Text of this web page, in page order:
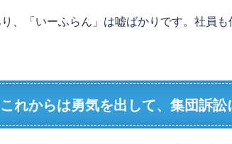
、「いーふらん」は嘘ばかりです。社員
れからは勇気を出して、集団訴訟